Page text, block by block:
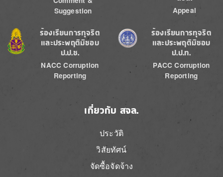
Suggestion
Appeal
Image
ร้องเรียนการทุจริต
และประพฤติมิชอบ
ป.ป.ช.
NACC Corruption
Reporting
Image
ร้องเรียนการทุจริต
และประพฤติมิชอบ
ป.ป.ท.
PACC Corruption
Reporting
เกี่ยวกับ สจล.
ประวัติ
วิสัยทัศน์
จัดซื้อจัดจ้าง